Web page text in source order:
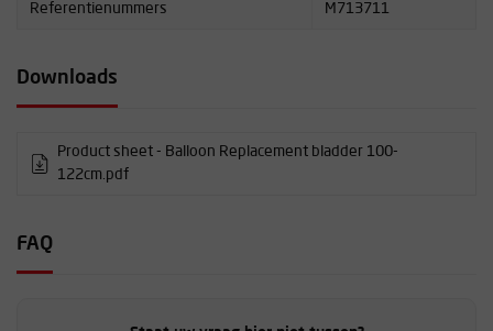
Referentienummers M713711
Downloads
Product sheet - Balloon Replacement bladder 100-
122cm.pdf
FAQ